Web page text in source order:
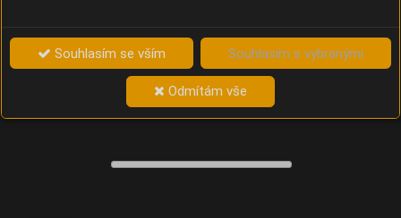
Souhlasím se vším Souhlasím s vybranými
Odmítám vše